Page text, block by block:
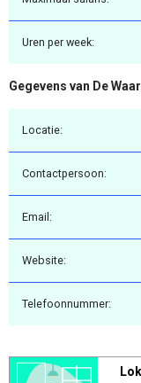
Uren per week:
Gegevens van De
Locatie:
Contactpersoon:
Email:
Website:
Telefoonnummer: